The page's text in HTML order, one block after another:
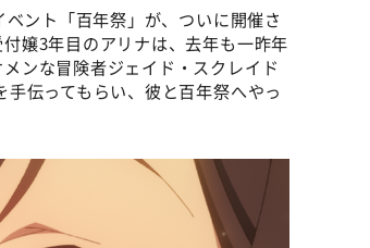
ント「百年祭」が、ついに開催さ
嬢3年目のアリナは、去年も一昨年
ンな冒険者ジェイド・スクレイド
手伝ってもらい、彼と百年祭へやっ